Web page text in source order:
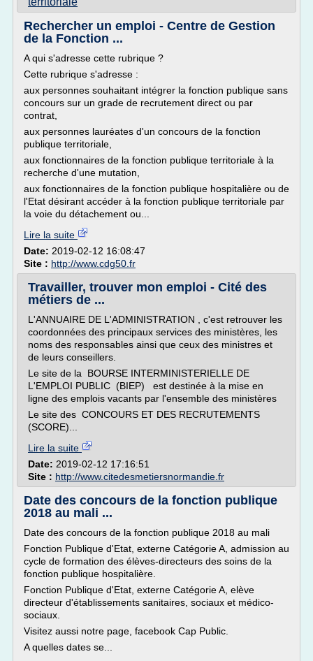
Rechercher un emploi - Centre de Gestion
de la Fonction ...
A qui s'adresse cette rubrique ?
Cette rubrique s'adresse :
aux personnes souhaitant intégrer la fonction publique sans
concours sur un grade de recrutement direct ou par
contrat,
aux personnes lauréates d'un concours de la fonction
publique territoriale,
aux fonctionnaires de la fonction publique territoriale à la
recherche d'une mutation,
aux fonctionnaires de la fonction publique hospitalière ou de
l'Etat désirant accéder à la fonction publique territoriale par
la voie du détachement ou...
Lire la suite
Date: 2019-02-12 16:08:47
Site : http://www.cdg50.fr
Travailler, trouver mon emploi - Cité des
métiers de ...
L'ANNUAIRE DE L'ADMINISTRATION , c'est retrouver les
coordonnées des principaux services des ministères, les
noms des responsables ainsi que ceux des ministres et
de leurs conseillers.
Le site de la BOURSE INTERMINISTERIELLE DE
L'EMPLOI PUBLIC (BIEP) est destinée à la mise en
ligne des emplois vacants par l'ensemble des ministères
Le site des CONCOURS ET DES RECRUTEMENTS
(SCORE)...
Lire la suite
Date: 2019-02-12 17:16:51
Site : http://www.citedesmetiersnormandie.fr
Date des concours de la fonction publique
2018 au mali ...
Date des concours de la fonction publique 2018 au mali
Fonction Publique d'Etat, externe Catégorie A, admission au
cycle de formation des élèves-directeurs des soins de la
fonction publique hospitalière.
Fonction Publique d'Etat, externe Catégorie A, elève
directeur d'établissements sanitaires, sociaux et médico-
sociaux.
Visitez aussi notre page, facebook Cap Public.
A quelles dates se...